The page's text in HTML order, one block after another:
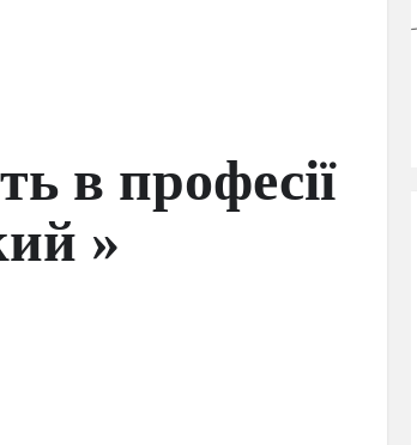
в професії
»